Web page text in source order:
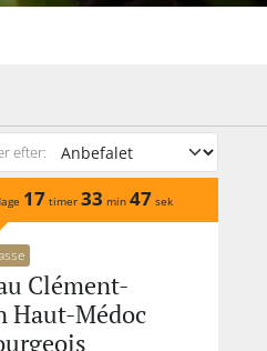
efter:
17 timer 33 min 47 sek
Clément-
Haut-Médoc